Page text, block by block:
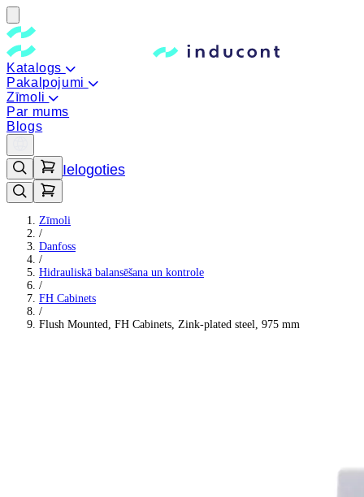
Katalogs
Pakalpojumi
Zīmoli
Par mums
Blogs
Ielogoties
Zīmoli
/
Danfoss
/
Hidrauliskā balansēšana un kontrole
/
FH Cabinets
/
Flush Mounted, FH Cabinets, Zink-plated steel, 975 mm